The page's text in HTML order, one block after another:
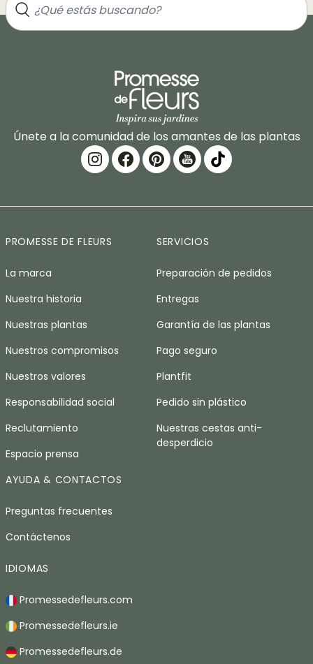
Únete a la comunidad de los amantes de las plantas
PROMESSE DE FLEURS
La marca
Nuestra historia
Nuestras plantas
Nuestros compromisos
Nuestros valores
Responsabilidad social
Reclutamiento
Espacio prensa
SERVICIOS
Preparación de pedidos
Entregas
Garantía de las plantas
Pago seguro
Plantfit
Pedido sin plástico
Nuestras cestas anti-
desperdicio
AYUDA & CONTACTOS
Preguntas frecuentes
Contáctenos
IDIOMAS
Promessedefleurs.com
Promessedefleurs.ie
Promessedefleurs.de